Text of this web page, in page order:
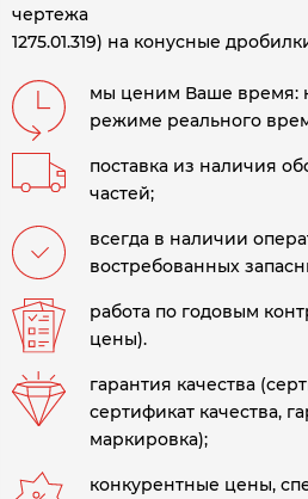
чертежа
1275.01.319) на конусные
мы ценим Ваше время:
режиме реального
поставка из наличия
частей;
всегда в наличии
востребованных
работа по годовым
цены).
гарантия качества
сертификат качества,
маркировка);
конкурентные цены,